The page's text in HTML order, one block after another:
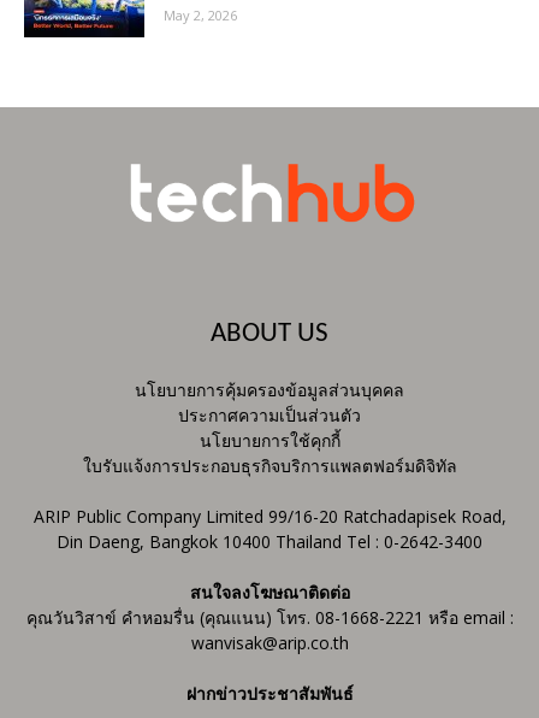
May 2, 2026
ABOUT US
นโยบายการคุ้มครองข้อมูลส่วนบุคคล
ประกาศความเป็นส่วนตัว
นโยบายการใช้คุกกี้
ใบรับแจ้งการประกอบธุรกิจบริการแพลตฟอร์มดิจิทัล
ARIP Public Company Limited 99/16-20 Ratchadapisek Road,
Din Daeng, Bangkok 10400 Thailand Tel : 0-2642-3400
สนใจลงโฆษณาติดต่อ
คุณวันวิสาข์ คำหอมรื่น (คุณแนน) โทร. 08-1668-2221 หรือ email :
wanvisak@arip.co.th
ฝากข่าวประชาสัมพันธ์